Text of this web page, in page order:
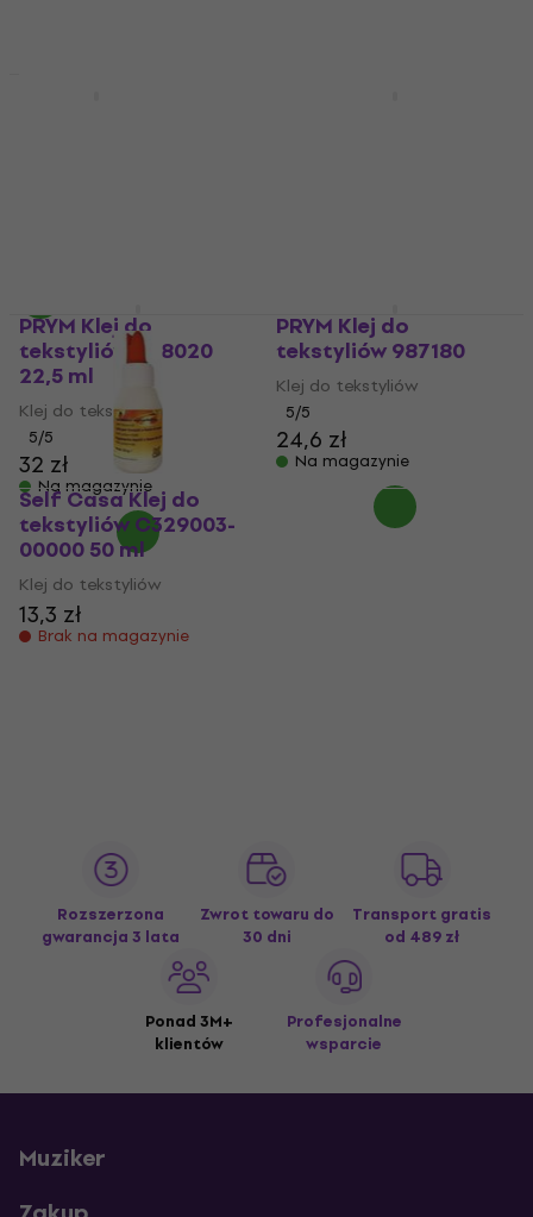
PRYM Klej do
tekstyliów 968020
22,5 ml
Klej do tekstyliów
5/5
32 zł
Na magazynie
PRYM Klej do
tekstyliów 987180
Klej do tekstyliów
5/5
24,6 zł
Na magazynie
Self Casa Klej do
tekstyliów C329003-
00000 50 ml
Klej do tekstyliów
13,3 zł
Brak na magazynie
Rozszerzona
gwarancja 3 lata
Zwrot towaru do
30 dni
Transport gratis
od 489 zł
Ponad 3M+
klientów
Profesjonalne
wsparcie
Muziker